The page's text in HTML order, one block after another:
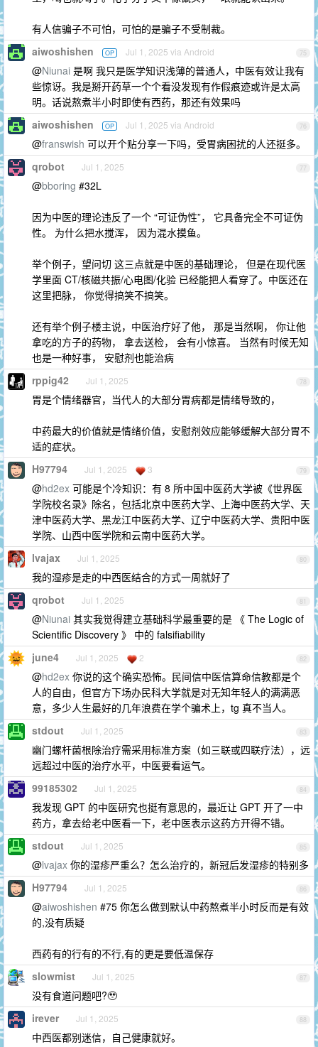
有人信骗子不可怕，可怕的是骗子不受制裁。
75
aiwoshishen OP Jul 1, 2025 via Android
@Niunai 是啊 我只是医学知识浅薄的普通人，中医有效让我有
些惊讶。我是掰开药草一个个看没发现有作假痕迹或许是太高
明。话说熬煮半小时即使有西药，那还有效果吗
76
aiwoshishen OP Jul 1, 2025 via Android
@franswish 可以开个贴分享一下吗，受胃病困扰的人还挺多。
77
qrobot Jul 1, 2025
@bboring #32L
因为中医的理论违反了一个 “可证伪性”， 它具备完全不可证伪
性。 为什么把水搅浑， 因为混水摸鱼。
举个例子，望问切 这三点就是中医的基础理论， 但是在现代医
学里面 CT/核磁共振/心电图/化验 已经能把人看穿了。中医还在
这里把脉， 你觉得搞笑不搞笑。
还有举个例子楼主说，中医治疗好了他， 那是当然啊， 你让他
拿吃的方子的药物， 拿去送检， 会有小惊喜。 当然有时候无知
也是一种好事， 安慰剂也能治病
78
rppig42 Jul 1, 2025
胃是个情绪器官，当代人的大部分胃病都是情绪导致的，
中药最大的价值就是情绪价值，安慰剂效应能够缓解大部分胃不
适的症状。
79
H97794 Jul 1, 2025 3
@hd2ex 可能是个冷知识：有 8 所中国中医药大学被《世界医
学院校名录》除名，包括北京中医药大学、上海中医药大学、天
津中医药大学、黑龙江中医药大学、辽宁中医药大学、贵阳中医
学院、山西中医学院和云南中医药大学。
80
lvajax Jul 1, 2025
我的湿疹是走的中西医结合的方式一周就好了
81
qrobot Jul 1, 2025
@Niunai 其实我觉得建立基础科学最重要的是 《 The Logic of
Scientific Discovery 》 中的 falsifiability
82
june4 Jul 1, 2025 2
@hd2ex 你说的这个确实恐怖。民间信中医信算命信教都是个
人的自由，但官方下场办民科大学就是对无知年轻人的满满恶
意，多少人生最好的几年浪费在学个骗术上，tg 真不当人。
83
stdout Jul 1, 2025
幽门螺杆菌根除治疗​​需采用标准方案（如三联或四联疗法），远
远超过中医的治疗水平，中医要看运气。
84
99185302 Jul 1, 2025
我发现 GPT 的中医研究也挺有意思的，最近让 GPT 开了一中
药方，拿去给老中医看一下，老中医表示这药方开得不错。
85
stdout Jul 1, 2025
@lvajax 你的湿疹严重么？怎么治疗的，新冠后发湿疹的特别多
86
H97794 Jul 1, 2025
@aiwoshishen #75 你怎么做到默认中药熬煮半小时反而是有效
的,没有质疑
西药有的行有的不行,有的更是要低温保存
87
slowmist Jul 1, 2025
没有食道问题吧?🥹
88
irever Jul 1, 2025
中西医都别迷信，自己健康就好。